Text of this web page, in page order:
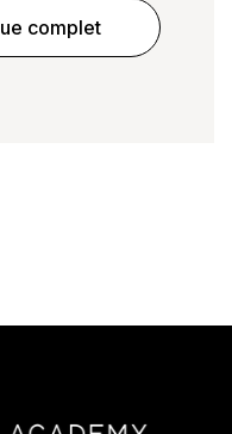
complet